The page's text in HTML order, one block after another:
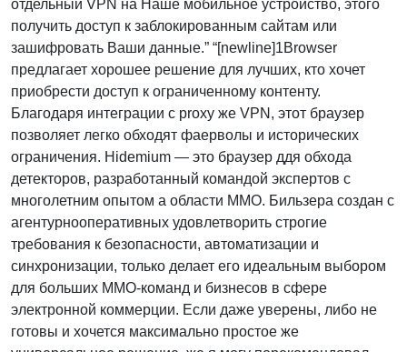
отдельный VPN на Наше мобильное устройство, этого
получить доступ к заблокированным сайтам или
зашифровать Ваши данные.” “[newline]1Browser
предлагает хорошее решение для лучших, кто хочет
приобрести доступ к ограниченному контенту.
Благодаря интеграции с proxy же VPN, этот браузер
позволяет легко обходят фаерволы и исторических
ограничения. Hidemium — это браузер ддя обхода
детекторов, разработанный командой экспертов с
многолетним опытом а области MMO. Бильзера создан с
агентурнооперативных удовлетворить строгие
требования к безопасности, автоматизации и
синхронизации, только делает его идеальным выбором
для больших MMO-команд и бизнесов в сфере
электронной коммерции. Если даже уверены, либо не
готовы и хочется максимально простое же